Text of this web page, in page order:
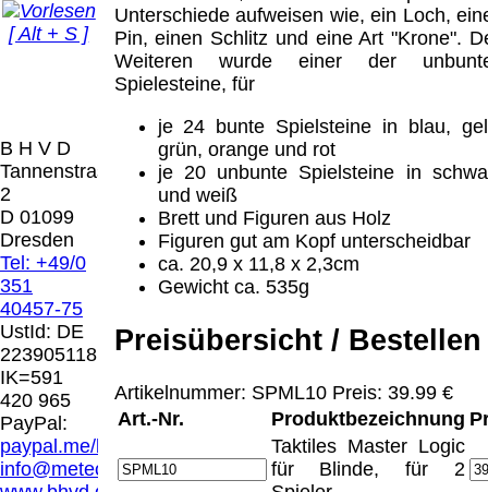
[ Alt + S ]
B H V D
Tannenstrasse
2
D 01099
Dresden
Tel: +49/0
351
40457-75
UstId: DE
223905118
IK=591
420 965
PayPal:
paypal.me/blindenhilfsmittel
info@meteor.vision
Unterschiede aufweisen wie, ein Loch,
Pin, einen Schlitz und eine Art "Krone".
Weiteren wurde einer der
Spielesteine, für
je 24 bunte Spielsteine in blau,
grün, orange und rot
je 20 unbunte Spielsteine in
und weiß
Brett und Figuren aus Holz
Figuren gut am Kopf unterscheidbar
ca. 20,9 x 11,8 x 2,3cm
Gewicht ca. 535g
Preisübersicht / Bestellen
Artikelnummer: SPML10 Preis: 39.99 €
Art.-Nr.
Produktbezeichnung
Taktiles Master Logic
für Blinde, für 2
Paket.
Selbstabholung
vom Büro oder
von
Ausstellungen:
0.00 €
Lizenzschlüssel
und die
Rechnung /
keinen
Datenträger
Die in diesem Dokument genannten
Warenzeichen sind Eigentum der jeweiligen
Firmen. Preisänderungen, Irrtümer und
technische Änderungen vorbehalten.
letzte Änderung: 20. April 2026 Blinden
Hilfsmittel Vertrieb Dresden,
Mit einem Urteil vom 12.05.1998 - 312 O
85/98 - Haftung für Links hat das Landgericht
Hamburg entschieden, dass man durch die
Anbringung eines Links, die Inhalte der
gelinkten Seite ggf. mit zu verantworten hat.
Dieses kann nur dadurch verhindert werden,
Wir
[ 8482 ]